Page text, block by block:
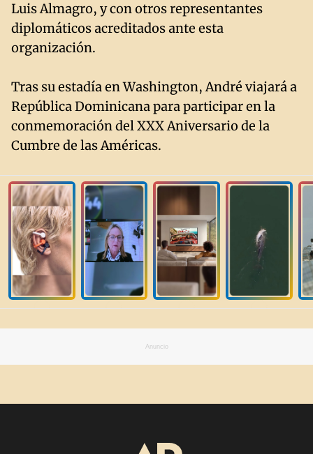
Luis Almagro, y con otros representantes
diplomáticos acreditados ante esta
organización.
Tras su estadía en Washington, André viajará a
República Dominicana para participar en la
conmemoración del XXX Aniversario de la
Cumbre de las Américas.
Anuncio